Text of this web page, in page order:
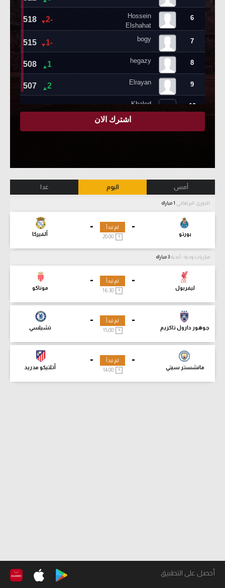
أمس اليوم غدا
الدوري البرتغالي
-
بورتو
-
ألفيركا
لم تبدأ
مباريات ودية - أندية
-
ليفربول
-
موناكو
لم تبدأ
-
جوهور دارول تاكزيم
-
تشيلسي
لم تبدأ
15:00
-
مانشستر سيتي
-
أتلتيكو مدريد
لم تبدأ
14:00
أحصل على التطبيق